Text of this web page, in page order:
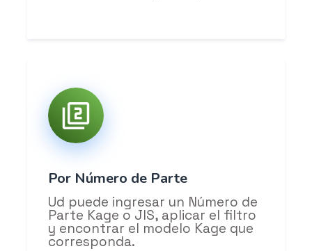
Por Número de Parte
Ud puede ingresar un Número de
Parte Kage o JIS, aplicar el filtro
y encontrar el modelo Kage que
corresponda.